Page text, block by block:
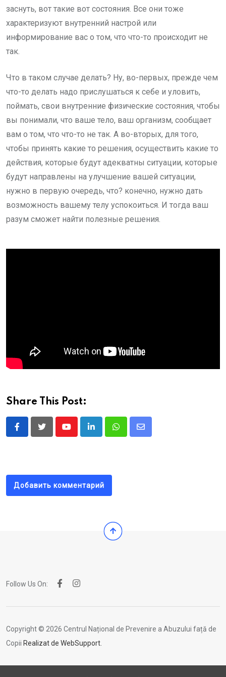
заснуть, вот такие вот состояния. Все они тоже
характеризуют внутренний настрой или
информирование вас о том, что что-то происходит не
так.
Что в таком случае делать? Ну, во-первых, прежде чем
что-то делать надо прислушаться к себе и уловить,
поймать, свои внутренние физические состояния, чтобы
вы понимали, что ваше тело, ваш организм, сообщает
вам о том, что что-то не так. А во-вторых, для того,
чтобы принять какие то решения, осуществить какие то
действия, которые будут адекватны ситуации, которые
будут направлены на улучшение вашей ситуации,
нужно в первую очередь, что? конечно, нужно дать
возможность вашему телу успокоиться. И тогда ваш
разум сможет найти полезные решения.
Share This Post:
YoutubeLinkedInWhatsappShare
Добавить комментарий
Follow Us On:
Copyright © 2026 Centrul Național de Prevenire a Abuzului față de
Copii Realizat de WebSupport.